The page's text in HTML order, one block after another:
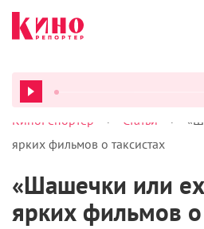
ВСЕ ПОДКАСТЫ
КиноРепортер > Статьи >
ярких фильмов о таксистах
«Шашечки или
ярких фильмов о